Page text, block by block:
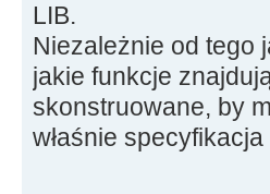
LIB.
Niezależnie od tego
jakie funkcje
skonstruowane, by
właśnie